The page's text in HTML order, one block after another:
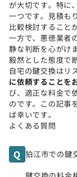
が大切です。特に
一つです。見積も
比較検討すること
一方で、悪徳業者
静な判断を心がけ
毅然とした態度で
自宅の鍵交換はリ
に依頼することを
び、適正な料金で
のです。この記事
ば幸いです。
よくある質問
狛江市での鍵